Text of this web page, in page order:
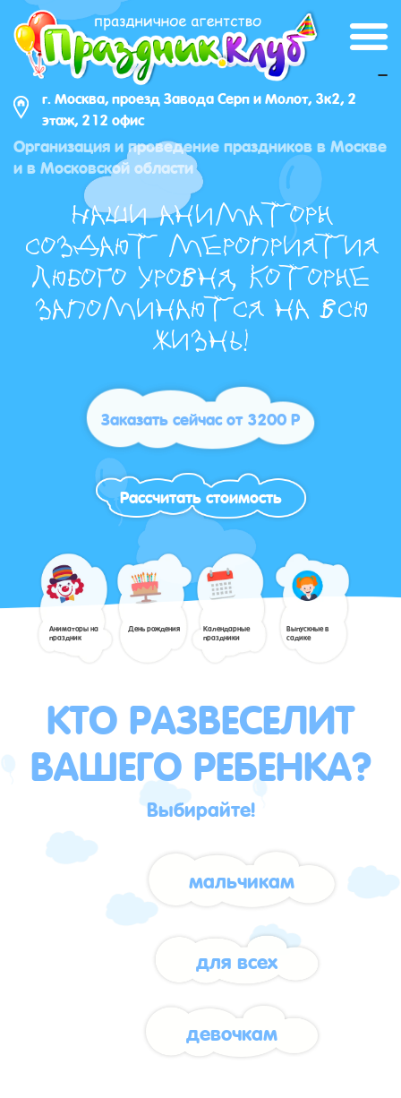
г. Москва, проезд Завода Серп и Молот, 3к2, 2
этаж, 212 офис
_
Организация и проведение праздников в Москве
и в Московской области
Наши аниматоры
создают мероприятия
любого уровня, которые
запоминаются на всю
жизнь!
Заказать сейчас от 3200 Р
Рассчитать стоимость
Аниматоры на
праздник
День рождения Календарные
праздники
Выпускные в
садике
КТО РАЗВЕСЕЛИТ
ВАШЕГО РЕБЕНКА?
Выбирайте!
мальчикам
для всех
девочкам